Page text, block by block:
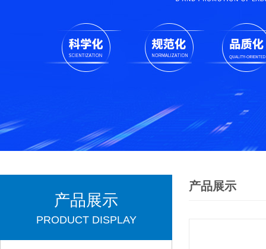
产品展示
PRODUCT DISPLAY
产品展示